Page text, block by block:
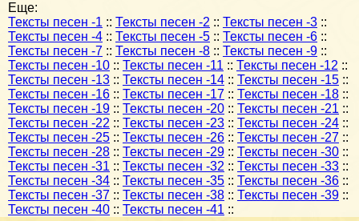
Еще:
Тексты песен -1 :: Тексты песен -2 :: Тексты песен -3 ::
Тексты песен -4 :: Тексты песен -5 :: Тексты песен -6 ::
Тексты песен -7 :: Тексты песен -8 :: Тексты песен -9 ::
Тексты песен -10 :: Тексты песен -11 :: Тексты песен -12 ::
Тексты песен -13 :: Тексты песен -14 :: Тексты песен -15 ::
Тексты песен -16 :: Тексты песен -17 :: Тексты песен -18 ::
Тексты песен -19 :: Тексты песен -20 :: Тексты песен -21 ::
Тексты песен -22 :: Тексты песен -23 :: Тексты песен -24 ::
Тексты песен -25 :: Тексты песен -26 :: Тексты песен -27 ::
Тексты песен -28 :: Тексты песен -29 :: Тексты песен -30 ::
Тексты песен -31 :: Тексты песен -32 :: Тексты песен -33 ::
Тексты песен -34 :: Тексты песен -35 :: Тексты песен -36 ::
Тексты песен -37 :: Тексты песен -38 :: Тексты песен -39 ::
Тексты песен -40 :: Тексты песен -41 ::